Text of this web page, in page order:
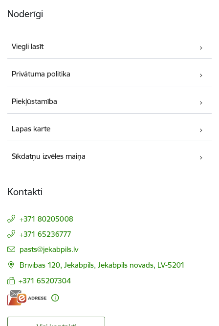
Noderīgi
Viegli lasīt
Privātuma politika
Piekļūstamība
Lapas karte
Sīkdatņu izvēles maiņa
Kontakti
+371 80205008
+371 65236777
E-pasts:
pasts@jekabpils.lv
Brīvības 120, Jēkabpils, Jēkabpils novads, LV-5201
+371 65207304